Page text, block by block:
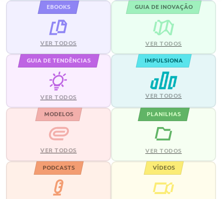
EBOOKS
VER TODOS
GUIA DE INOVAÇÃO
VER TODOS
GUIA DE TENDÊNCIAS
VER TODOS
IMPULSIONA
VER TODOS
MODELOS
VER TODOS
PLANILHAS
VER TODOS
PODCASTS VÍDEOS